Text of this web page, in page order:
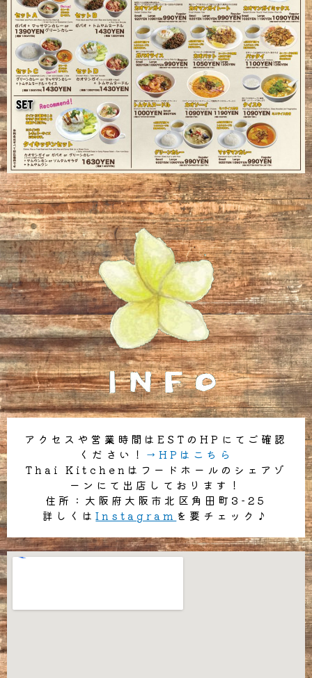
アクセスや営業時間はESTのHPにてご確認
ください！ →HPはこちら
Thai Kitchenはフードホールのシェアゾ
ーンにて出店しております！
住所：大阪府大阪市北区角田町3-25
詳しくはInstagram を要チェック♪